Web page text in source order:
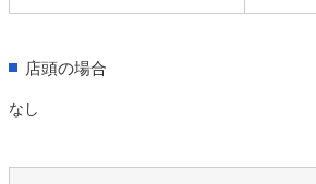
店頭の場合
なし